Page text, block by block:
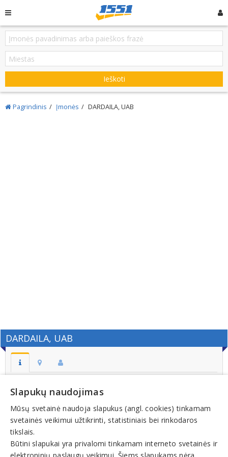
Ieškoti
Pagrindinis Įmonės DARDAILA, UAB
DARDAILA, UAB
Adresas:
PUSKELNIŲ K. SASNAVOS SEN. MARIJAMPOLĖS SAV.
Kodas:
301539740
Registracijos data:
2008-02-07
Slapukų naudojimas
Mūsų svetainė naudoja slapukus (angl. cookies) tinkamam
svetainės veikimui užtikrinti, statistiniais bei rinkodaros
tikslais.
Būtini slapukai yra privalomi tinkamam interneto svetainės ir